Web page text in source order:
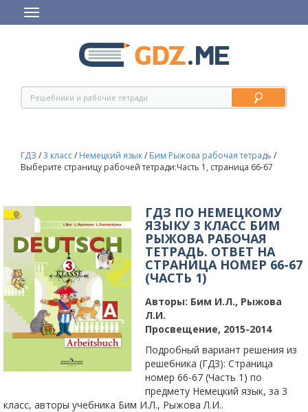
ГДЗ /3 класс/ Немецкий язык/ Бим Рыжова рабочая тетрадь /
Выберите страницу рабочей тетради:Часть 1, страница 66-67
ГДЗ ПО НЕМЕЦКОМУ
ЯЗЫКУ 3 КЛАСС БИМ
РЫЖОВА РАБОЧАЯ
ТЕТРАДЬ. ОТВЕТ НА
СТРАНИЦА НОМЕР 66-67
(ЧАСТЬ 1)
Авторы: Бим И.Л., Рыжова
Л.И.
Просвещение, 2015-2014
Подробный вариант решения из
решебника (ГДЗ): Страница
номер 66-67 (Часть 1) по
предмету Немецкий язык, за 3
класс, авторы учебника Бим И.Л., Рыжова Л.И..